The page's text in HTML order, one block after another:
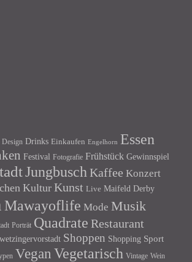
Design Drinks Einkaufen Engelhorn Essen
Festival Fotografie Frühstück Gewinnspiel
Jungbusch Kaffee Konzert
Kultur Kunst Live Maifeld Derby
Mawayoflife Mode Musik
Porträt Quadrate Restaurant
Shoppen Shopping Sport
Vegan Vegetarisch Vintage Wein